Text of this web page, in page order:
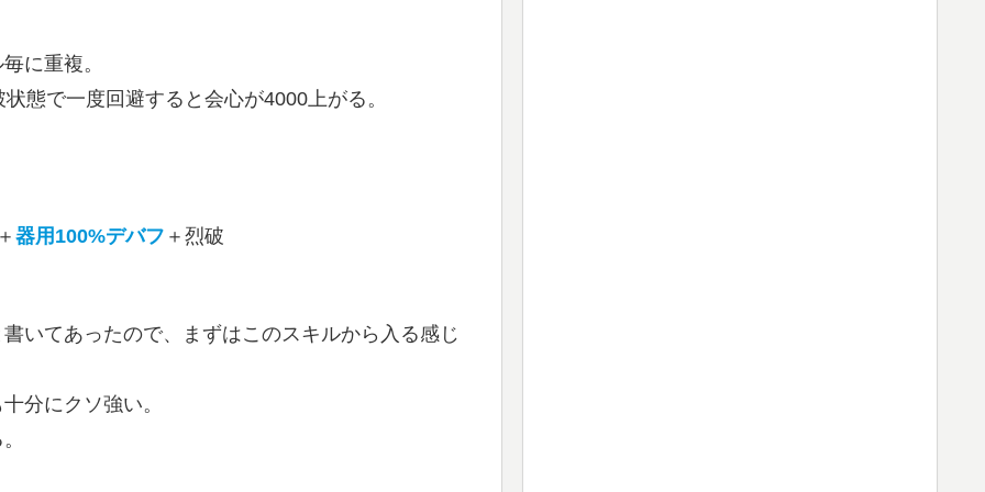
に重複。
態で一度回避すると会心が4000上がる。
器用100%デバフ ＋烈破
いてあったので、まずはこのスキルから入る感じ
分にクソ強い。